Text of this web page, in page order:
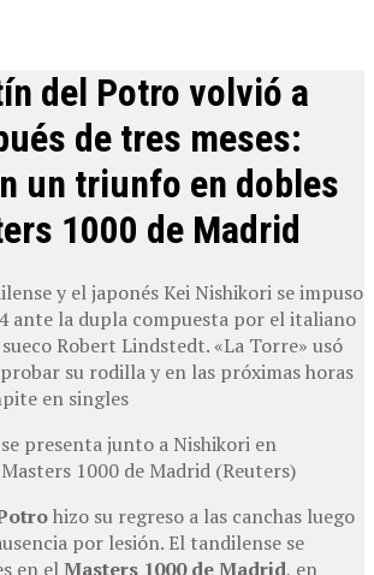
del Potro volvió a
de tres meses:
un triunfo en dobles
1000 de Madrid
y el japonés Kei Nishikori se impuso
ante la dupla compuesta por el italiano
Robert Lindstedt. «La Torre» usó
su rodilla y en las próximas horas
en singles
hizo su regreso a las canchas luego
por lesión. El tandilense se
en elMasters 1000 de Madrid, en